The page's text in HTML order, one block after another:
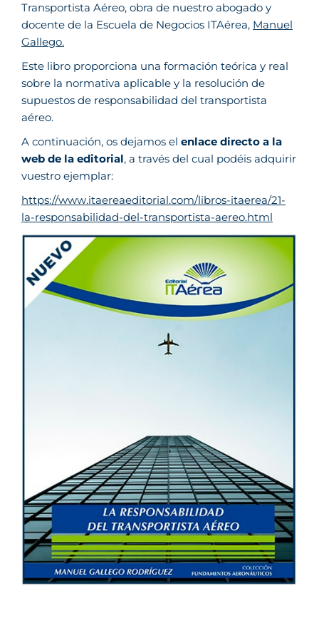
Transportista Aéreo, obra de nuestro abogado y
docente de la Escuela de Negocios ITAérea, Manuel
Gallego.
Este libro proporciona una formación teórica y real
sobre la normativa aplicable y la resolución de
supuestos de responsabilidad del transportista
aéreo.
A continuación, os dejamos el enlace directo a la
web de la editorial, a través del cual podéis adquirir
vuestro ejemplar:
https://www.itaereaeditorial.com/libros-itaerea/21-
la-responsabilidad-del-transportista-aereo.html